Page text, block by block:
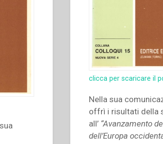
clicca per scaricare il
Nella sua
offrì i risultati della
all’ “Avanzamento
dell’Europa